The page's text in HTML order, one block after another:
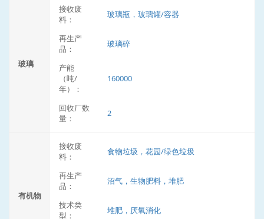
玻璃
接收废
料：
玻璃瓶，玻璃罐/容器
再生产
品：
玻璃碎
产能
（吨/
年）：
160000
回收厂数
量：
2
有机物
接收废
料：
食物垃圾，花园/绿色垃圾
再生产
品：
沼气，生物肥料，堆肥
技术类
型：
堆肥，厌氧消化